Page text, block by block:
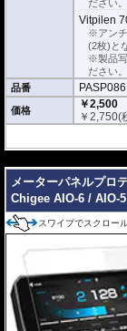
ださい。
Vitpilen
※アンチ
(2枚)と
※製品写
ださい。
品番
PASP086
価格
￥2,500
￥2,750(
メーターパネルプロ
Chigee AIO-6 / AIO-5
スワイプでスクロー